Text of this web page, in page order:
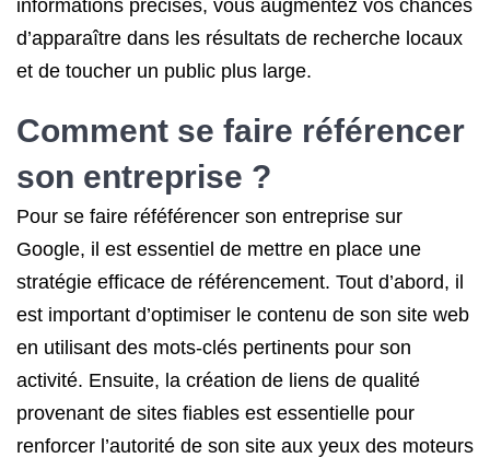
informations précises, vous augmentez vos chances
d’apparaître dans les résultats de recherche locaux
et de toucher un public plus large.
Comment se faire référencer
son entreprise ?
Pour se faire réféférencer son entreprise sur
Google, il est essentiel de mettre en place une
stratégie efficace de référencement. Tout d’abord, il
est important d’optimiser le contenu de son site web
en utilisant des mots-clés pertinents pour son
activité. Ensuite, la création de liens de qualité
provenant de sites fiables est essentielle pour
renforcer l’autorité de son site aux yeux des moteurs